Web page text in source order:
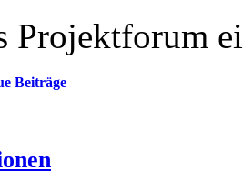
Projektforum
Beiträge